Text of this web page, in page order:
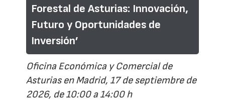
Forestal de Asturias: Innovación,
Futuro y Oportunidades de
Inversión’
Oficina Económica y Comercial de
Asturias en Madrid, 17 de septiembre de
2026, de 10:00 a 14:00 h